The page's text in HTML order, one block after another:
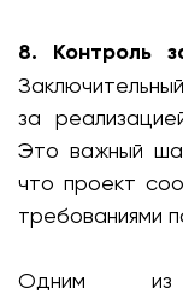
8. Контроль
за
Это важный
что проект
требованиями
Одним из